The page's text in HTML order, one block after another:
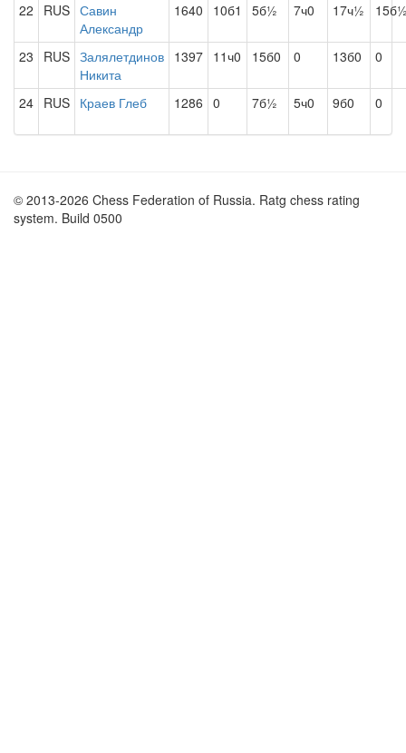
22 RUS Савин
Александр
1640 10б1 5б½ 7ч0 17ч½
23 RUS Залялетдинов
Никита
1397 11ч0 15б0 0 13б0 0
24 RUS Краев Глеб 1286 0 7б½ 5ч0 9б0 0
© 2013-2026 Chess Federation of Russia. Ratg chess rating
system. Build 0500